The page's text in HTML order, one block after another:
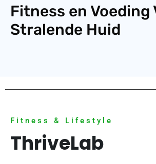
Fitness en Voeding
Stralende Huid
Fitness & Lifestyle
ThriveLab